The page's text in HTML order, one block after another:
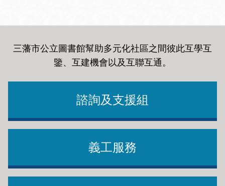
三藩市公立圖書館幫助多元化社區之間彼此互學互
鑒、互建機會以及互聯互通 。
諮詢及支援組
義工服務